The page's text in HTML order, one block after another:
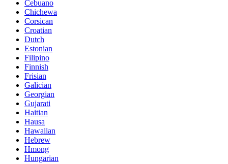
Cebuano
Chichewa
Corsican
Croatian
Dutch
Estonian
Filipino
Finnish
Frisian
Galician
Georgian
Gujarati
Haitian
Hausa
Hawaiian
Hebrew
Hmong
Hungarian